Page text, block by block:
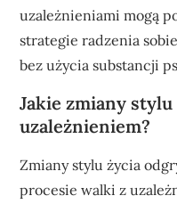
uzależnieniami mogą
strategie radzenia
bez użycia substancji
Jakie zmiany
uzależnieniem?
Zmiany stylu życia
procesie walki z